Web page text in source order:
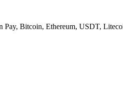
Bitcoin, Ethereum, USDT,